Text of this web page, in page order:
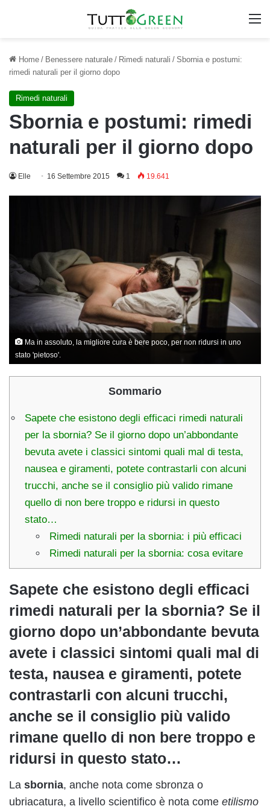
Home / Benessere naturale / Rimedi naturali / Sbornia e postumi:
rimedi naturali per il giorno dopo
Rimedi naturali
Sbornia e postumi: rimedi
naturali per il giorno dopo
Elle 16 Settembre 2015 1 19.641
Ma in assoluto, la migliore cura è bere poco, per non ridursi in uno
stato 'pietoso'.
Sommario
Sapete che esistono degli efficaci rimedi naturali
per la sbornia? Se il giorno dopo un’abbondante
bevuta avete i classici sintomi quali mal di testa,
nausea e giramenti, potete contrastarli con alcuni
trucchi, anche se il consiglio più valido rimane
quello di non bere troppo e ridursi in questo
stato…
Rimedi naturali per la sbornia: i più efficaci
Rimedi naturali per la sbornia: cosa evitare
Sapete che esistono degli efficaci
rimedi naturali per la sbornia? Se il
giorno dopo un’abbondante bevuta
avete i classici sintomi quali mal di
testa, nausea e giramenti, potete
contrastarli con alcuni trucchi,
anche se il consiglio più valido
rimane quello di non bere troppo e
ridursi in questo stato…
La sbornia, anche nota come sbronza o
ubriacatura, a livello scientifico è nota come etilismo